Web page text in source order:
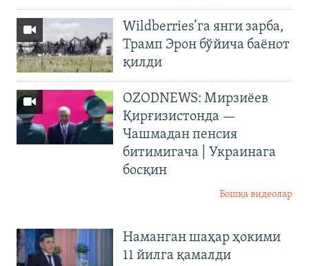
Wildberries’га янги зарба,
Трамп Эрон бўйича баёнот
қилди
OZODNEWS: Мирзиёев
Қирғизистонда —
Чашмадан пенсия
битимигача | Украинага
босқин
Бошқа видеолар
Наманган шаҳар ҳокими
11 йилга қамалди